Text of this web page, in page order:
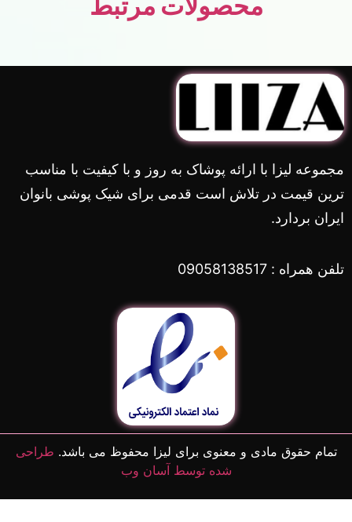
مجموعه لیزا با ارائه پوشاک به روز و با کیفیت با مناسب
ترین قیمت در تلاش است قدمی برای شیک پوشی بانوان
ایران بردارد.
تلفن همراه : 09058138517
تمام حقوق مادی و معنوی برای لیزا محفوظ می باشد. طراحی
شده توسط آسان وب